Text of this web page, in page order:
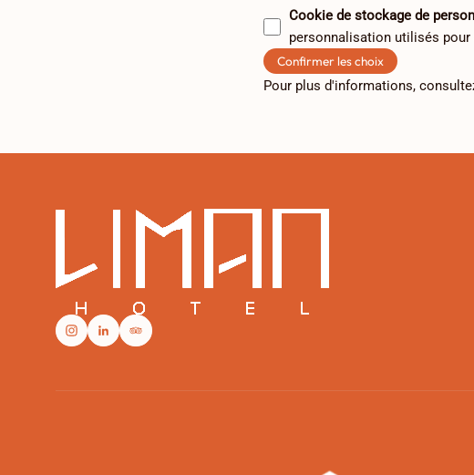
Cookie de stockage de
personnalisation utilisés pour
Confirmer les choix
Pour plus d'informations,